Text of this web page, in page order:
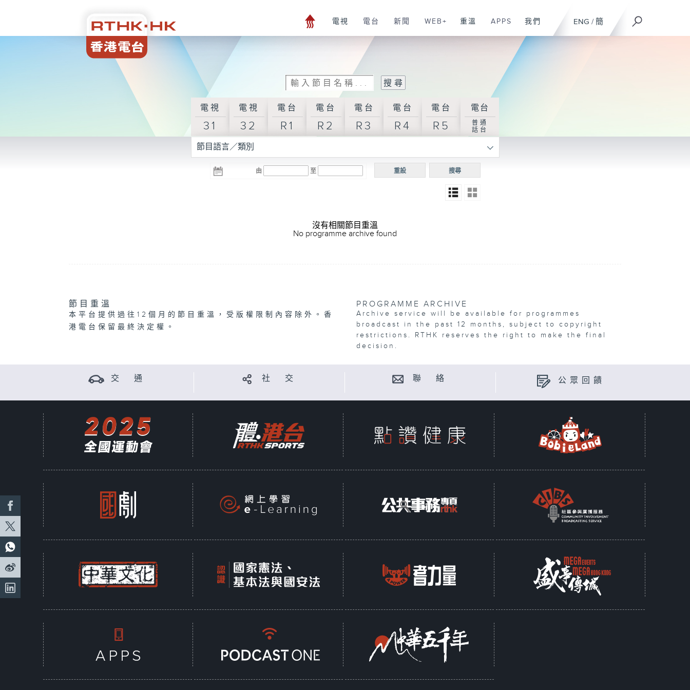
ENG / 簡
電視 電台 新聞 WEB+ 重溫 APPS 我們
電視
31
電視
32
電台
R1
電台
R2
電台
R3
電台
R4
電台
R5
電台
普通
話台
節目語言／類別
由 至 搜尋
重設
沒有相關節目重溫
No programme archive found
節目重溫
本平台提供過往12個月的節目重溫，受版權限制內容除外。香
港電台保留最終決定權。
PROGRAMME ARCHIVE
Archive service will be available for programmes
broadcast in the past 12 months, subject to copyright
restrictions. RTHK reserves the right to make the final
decision.
交 通 社 交 聯 絡 公眾回饋